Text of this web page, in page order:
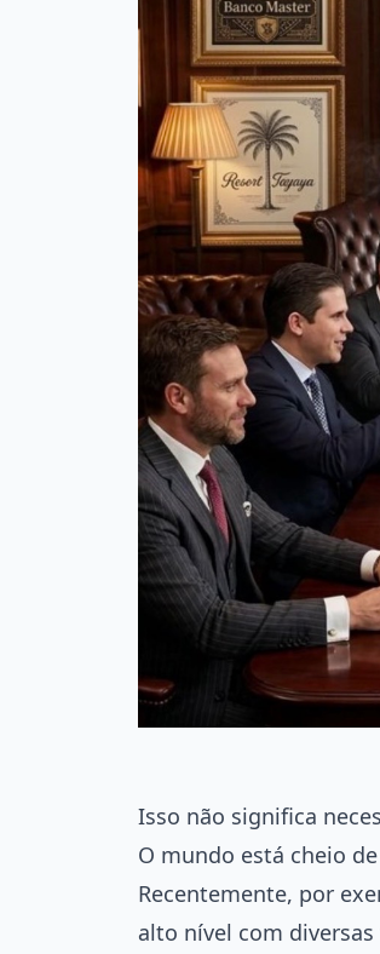
Isso não significa
O mundo está cheio
Recentemente, por
alto nível com